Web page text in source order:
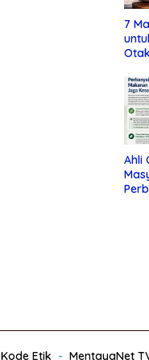
7
Ahli
Kode Etik MentayaNet